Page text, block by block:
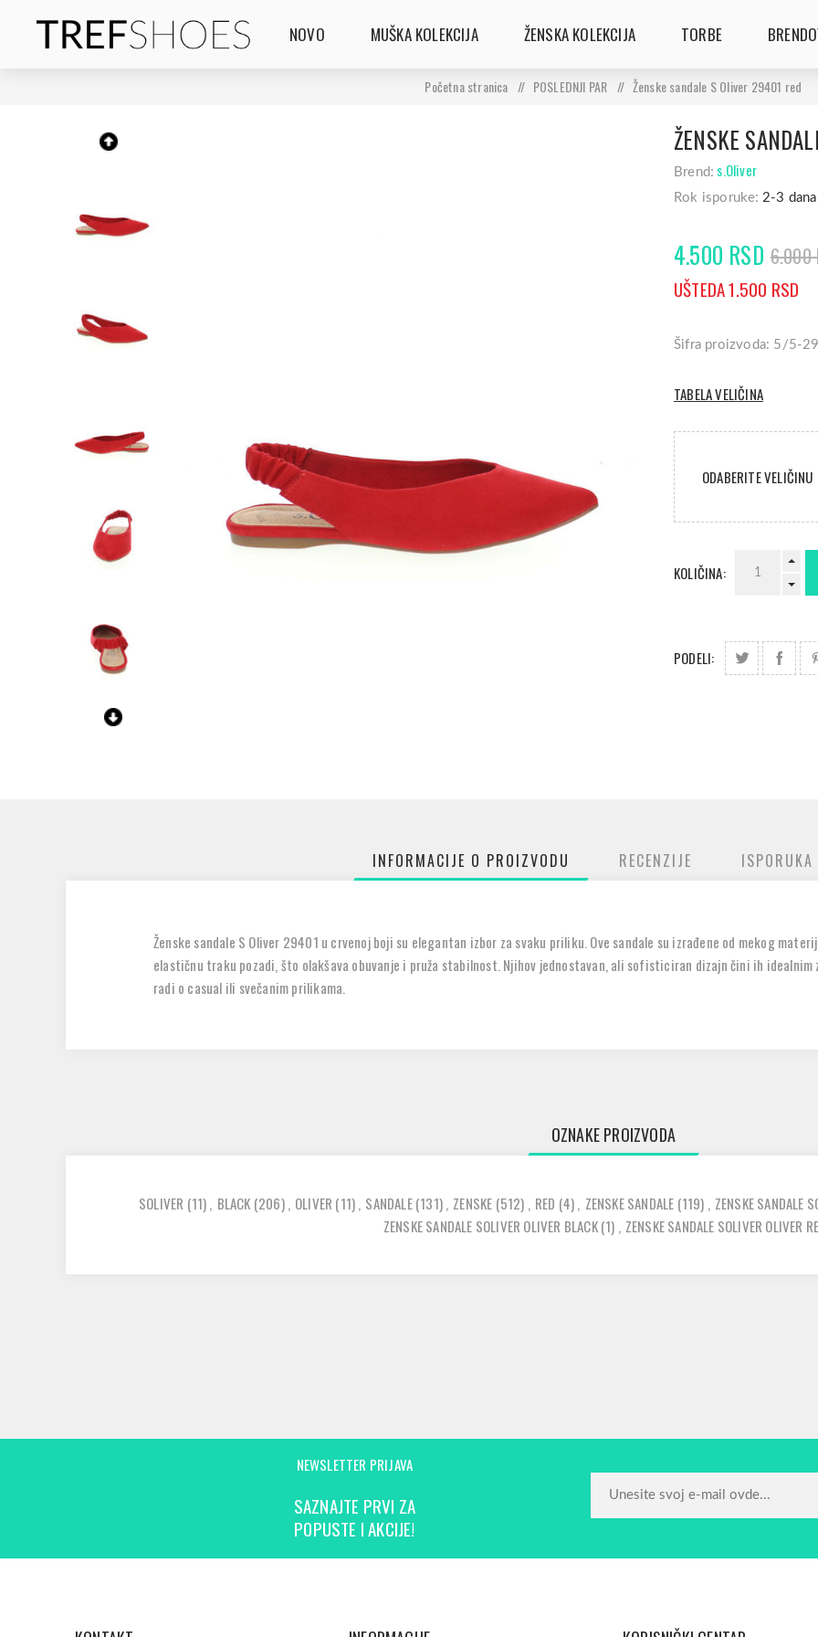
NOVO MUŠKA KOLEKCIJA ŽENSKA KOLEKCIJA TORBE
Početna stranica / POSLEDNJI PAR / Ženske sandale S Oliver 29401 red
ŽENSKE
Brend: s.Oliver
Rok isporuke: 2-3 dana
4.500 RSD 6.000
UŠTEDA 1.500 RSD
Šifra proizvoda: 5/5-
TABELA VELIČINA
ODABERITE VELIČINU
KOLIČINA:
PODELI:
INFORMACIJE O PROIZVODU RECENZIJE ISPORUKA
Ženske sandale S Oliver 29401 u crvenoj boji su elegantan izbor za svaku priliku. Ove sandale su izrađene od mekog
elastičnu traku pozadi, što olakšava obuvanje i pruža stabilnost. Njihov jednostavan, ali sofisticiran dizajn čini ih
radi o casual ili svečanim prilikama.
OZNAKE PROIZVODA
SOLIVER (11), BLACK (206), OLIVER (11), SANDALE(131), ZENSKE (512) , RED (4), ZENSKE SANDALE (119) , ZENSKE SANDALE
ZENSKE SANDALE SOLIVER OLIVER BLACK(1) , ZENSKE SANDALE SOLIVER OLIVER
NEWSLETTER PRIJAVA
SAZNAJTE PRVI ZA
POPUSTE I AKCIJE!